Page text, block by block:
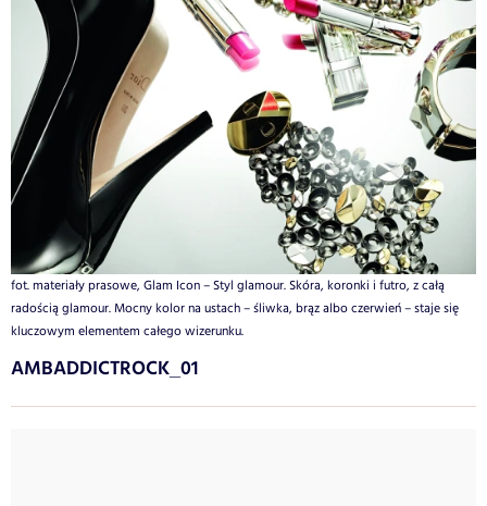
fot. materiały prasowe, Glam Icon – Styl glamour. Skóra, koronki i futro, z całą
radością glamour. Mocny kolor na ustach – śliwka, brąz albo czerwień – staje się
kluczowym elementem całego wizerunku.
AMBADDICTROCK_01